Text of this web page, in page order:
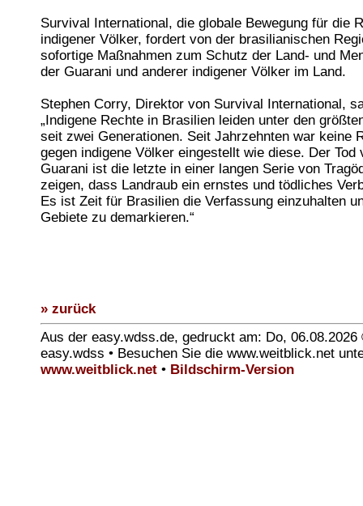
Survival International, die globale Bewegung für die
indigener Völker, fordert von der brasilianischen
sofortige Maßnahmen zum Schutz der Land- und
der Guarani und anderer indigener Völker im Land.
Stephen Corry, Direktor von Survival International,
„Indigene Rechte in Brasilien leiden unter den
seit zwei Generationen. Seit Jahrzehnten war keine
gegen indigene Völker eingestellt wie diese. Der Tod
Guarani ist die letzte in einer langen Serie von
zeigen, dass Landraub ein ernstes und tödliches
Es ist Zeit für Brasilien die Verfassung einzuhalten
Gebiete zu demarkieren.“
» zurück
Aus der easy.wdss.de, gedruckt am: Do, 06.08.2026
easy.wdss • Besuchen Sie die www.weitblick.net
www.weitblick.net • Bildschirm-Version